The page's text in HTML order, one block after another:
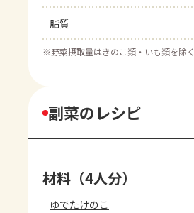
脂質
※野菜摂取量はきのこ類・いも類を除く
副菜のレシピ
材料（4人分）
ゆでたけのこ